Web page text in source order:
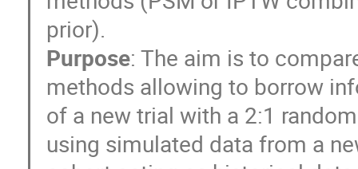
prior).
Purpose: The aim is to
methods allowing to borrow
of a new trial with a 2:1
using simulated data from a